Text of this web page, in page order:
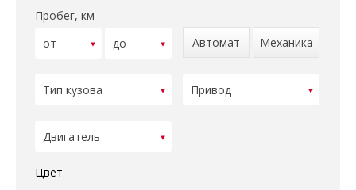
Пробег, км
Автомат
Механика
Цвет